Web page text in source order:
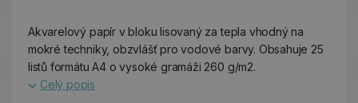
Akvarelový papír v bloku lisovaný za tepla vhodný na
mokré techniky, obzvlášť pro vodové barvy. Obsahuje 25
listů formátu A4 o vysoké gramáži 260 g/m2.
Celý popis